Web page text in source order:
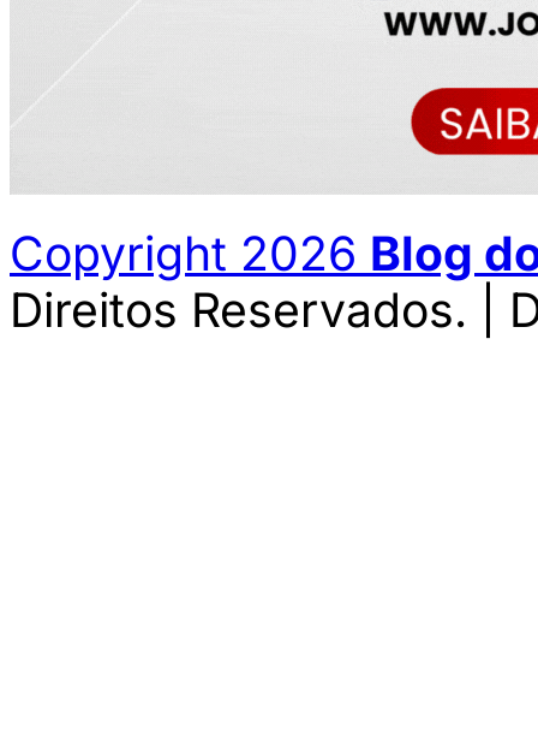
Copyright 2026 Blog
Direitos Reservados. |